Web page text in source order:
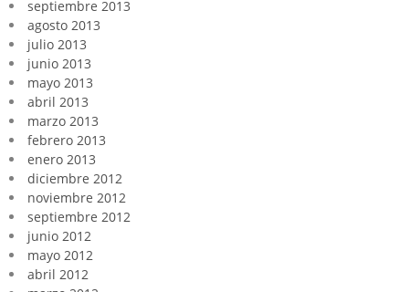
septiembre 2013
agosto 2013
julio 2013
junio 2013
mayo 2013
abril 2013
marzo 2013
febrero 2013
enero 2013
diciembre 2012
noviembre 2012
septiembre 2012
junio 2012
mayo 2012
abril 2012